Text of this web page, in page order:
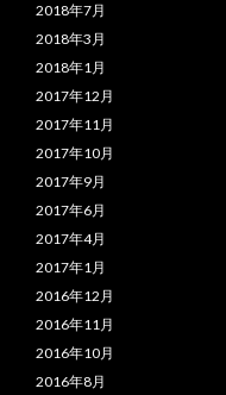
2018年7月
2018年3月
2018年1月
2017年12月
2017年11月
2017年10月
2017年9月
2017年6月
2017年4月
2017年1月
2016年12月
2016年11月
2016年10月
2016年8月